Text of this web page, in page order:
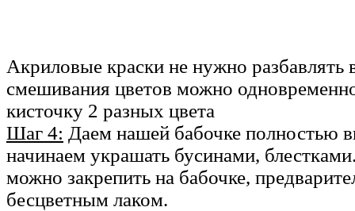
Акриловые краски не нужно разбавлять
смешивания цветов можно
кисточку 2 разных цвета
Шаг 4: Даем нашей бабочке полностью
начинаем украшать бусинами,
можно закрепить на бабочке,
бесцветным лаком.